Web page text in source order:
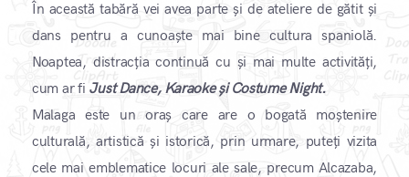
În această tabără vei avea parte și de ateliere de gătit și
dans pentru a cunoaște mai bine cultura spaniolă.
Noaptea, distracția continuă cu și mai multe activități,
cum ar fi Just Dance, Karaoke și Costume Night.
Malaga este un oraș care are o bogată moștenire
culturală, artistică și istorică, prin urmare, puteți vizita
cele mai emblematice locuri ale sale, precum Alcazaba,